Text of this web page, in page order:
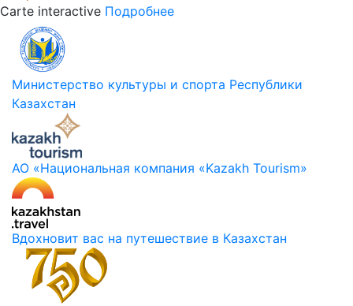
Carte interactive Подробнее
Министерство культуры и спорта Республики
Казахстан
АО «Национальная компания «Kazakh Tourism»
Вдохновит вас на путешествие в Казахстан